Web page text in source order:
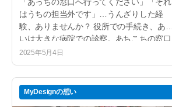
はうちの担当外です」…うんざりした経
験、ありませんか？ 役所での手続き、ある
いは大きな病院での診察。あちこちの窓口
や部署を案内され、そのたびに同じような
説明を繰り返し、時間だけが過ぎ […]
2025年5月4日
MyDesignの想い